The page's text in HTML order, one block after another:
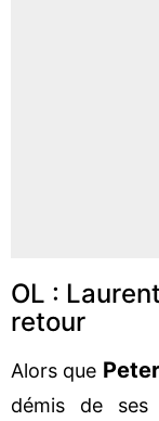
OL :
retour
Alors que
démis de